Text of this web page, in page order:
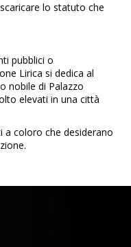
lo statuto che
pubblici o
Lirica si dedica al
nobile di Palazzo
elevati in una città
coloro che desiderano